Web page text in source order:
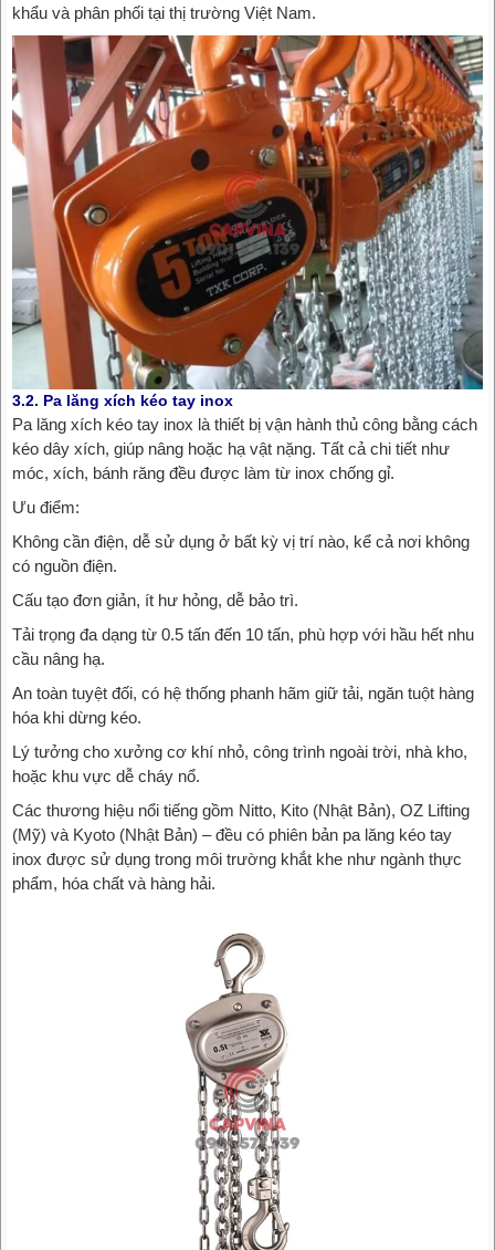
khẩu và phân phối tại thị trường Việt Nam.
3.2. Pa lăng xích kéo tay inox
Pa lăng xích kéo tay inox là thiết bị vận hành thủ công bằng cách
kéo dây xích, giúp nâng hoặc hạ vật nặng. Tất cả chi tiết như
móc, xích, bánh răng đều được làm từ inox chống gỉ.
Ưu điểm:
Không cần điện, dễ sử dụng ở bất kỳ vị trí nào, kể cả nơi không
có nguồn điện.
Cấu tạo đơn giản, ít hư hỏng, dễ bảo trì.
Tải trọng đa dạng từ 0.5 tấn đến 10 tấn, phù hợp với hầu hết nhu
cầu nâng hạ.
An toàn tuyệt đối, có hệ thống phanh hãm giữ tải, ngăn tuột hàng
hóa khi dừng kéo.
Lý tưởng cho xưởng cơ khí nhỏ, công trình ngoài trời, nhà kho,
hoặc khu vực dễ cháy nổ.
Các thương hiệu nổi tiếng gồm Nitto, Kito (Nhật Bản), OZ Lifting
(Mỹ) và Kyoto (Nhật Bản) – đều có phiên bản pa lăng kéo tay
inox được sử dụng trong môi trường khắt khe như ngành thực
phẩm, hóa chất và hàng hải.